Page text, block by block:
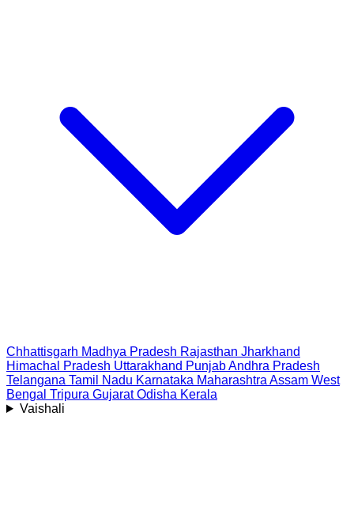
Chhattisgarh Madhya Pradesh Rajasthan Jharkhand
Himachal Pradesh Uttarakhand PunjabAndhra Pradesh
Telangana Tamil Nadu Karnataka Maharashtra Assam West
Bengal Tripura Gujarat Odisha Kerala
Vaishali